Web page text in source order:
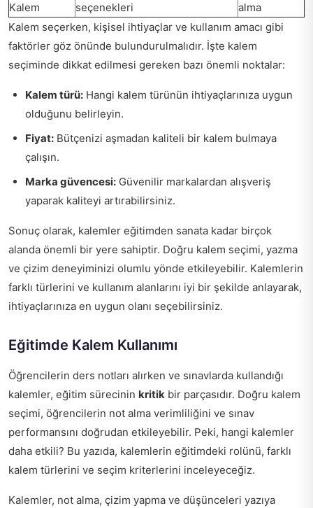
Kalem
seçenekleri
alma
Kalem seçerken, kişisel ihtiyaçlar ve kullanım amacı gibi
faktörler göz önünde bulundurulmalıdır. İşte kalem
seçiminde dikkat edilmesi gereken bazı önemli noktalar:
Kalem türü: Hangi kalem türünün ihtiyaçlarınıza uygun
olduğunu belirleyin.
Fiyat: Bütçenizi aşmadan kaliteli bir kalem bulmaya
çalışın.
Marka güvencesi: Güvenilir markalardan alışveriş
yaparak kaliteyi artırabilirsiniz.
Sonuç olarak, kalemler eğitimden sanata kadar birçok
alanda önemli bir yere sahiptir. Doğru kalem seçimi, yazma
ve çizim deneyiminizi olumlu yönde etkileyebilir. Kalemlerin
farklı türlerini ve kullanım alanlarını iyi bir şekilde anlayarak,
ihtiyaçlarınıza en uygun olanı seçebilirsiniz.
Eğitimde Kalem Kullanımı
Öğrencilerin ders notları alırken ve sınavlarda kullandığı
kalemler, eğitim sürecinin kritik bir parçasıdır. Doğru kalem
seçimi, öğrencilerin not alma verimliliğini ve sınav
performansını doğrudan etkileyebilir. Peki, hangi kalemler
daha etkili? Bu yazıda, kalemlerin eğitimdeki rolünü, farklı
kalem türlerini ve seçim kriterlerini inceleyeceğiz.
Kalemler, not alma, çizim yapma ve düşünceleri yazıya